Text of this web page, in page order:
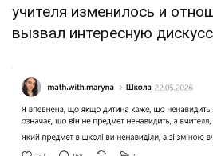
учителя изменилось и
вызвал интересную